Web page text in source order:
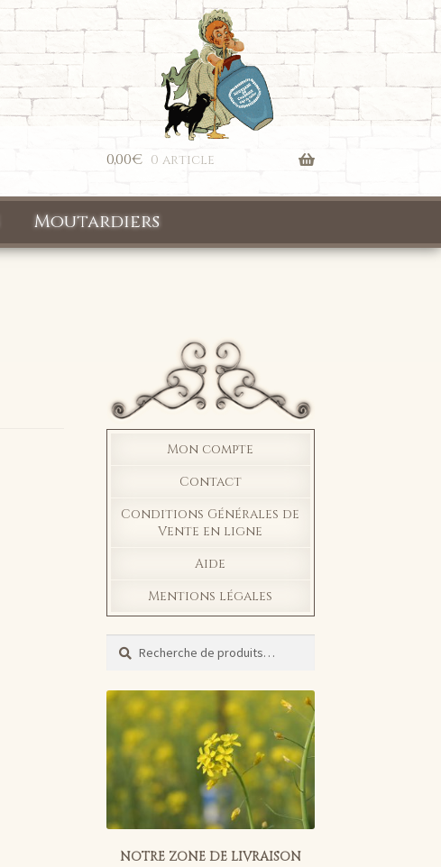
0,00€ 0 article
Moutardiers
Mon compte
Contact
Conditions Générales de
Vente en ligne
Aide
Mentions légales
Recherche
pour :
Recherche
NOTRE ZONE DE LIVRAISON